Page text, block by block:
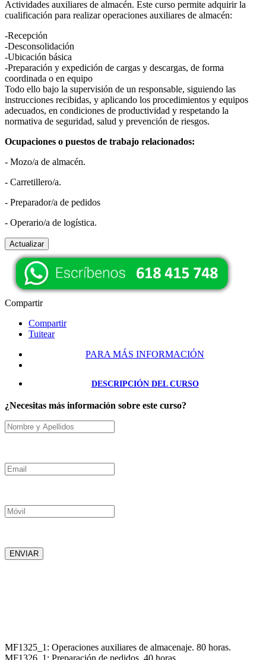
Actividades auxiliares de almacén. Este curso permite adquirir la
cualificación para realizar operaciones auxiliares de almacén:
-Recepción
-Desconsolidación
-Ubicación básica
-Preparación y expedición de cargas y descargas, de forma
coordinada o en equipo
Todo ello bajo la supervisión de un responsable, siguiendo las
instrucciones recibidas, y aplicando los procedimientos y equipos
adecuados, en condiciones de productividad y respetando la
normativa de seguridad, salud y prevención de riesgos.
Ocupaciones o puestos de trabajo relacionados:
- Mozo/a de almacén.
- Carretillero/a.
- Preparador/a de pedidos
- Operario/a de logística.
Compartir
Compartir
Tuitear
PARA MÁS INFORMACIÓN
DESCRIPCIÓN DEL CURSO
¿Necesitas más información sobre este curso?
ENVIAR
MF1325_1: Operaciones auxiliares de almacenaje. 80 horas.
MF1326_1: Preparación de pedidos. 40 horas.